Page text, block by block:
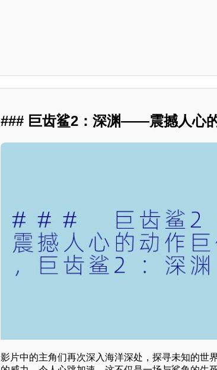
### 巨齿鲨2：深渊——震撼人心
影片中的主角们再次深入海洋深处，探寻未知的世